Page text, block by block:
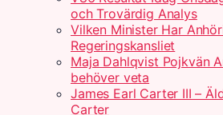
och Trovärdig Analys
Vilken Minister Har
Regeringskansliet
Maja Dahlqvist Pojkvän
behöver veta
James Earl Carter III –
Carter